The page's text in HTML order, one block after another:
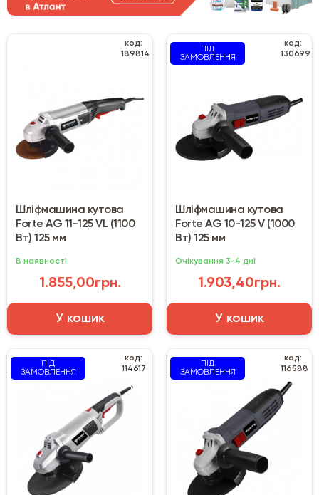
код:
189814
Шліфмашина кутова
Forte AG 11-125 VL (1100
Вт) 125 мм
В наявності
1.855,00грн.
У кошик
ПІД
ЗАМОВЛЕННЯ
код:
130699
Шліфмашина кутова
Forte AG 10-125 V (1000
Вт) 125 мм
Очікування 3-4 дні
1.903,40грн.
У кошик
ПІД
ЗАМОВЛЕННЯ
код:
114617
ПІД
ЗАМОВЛЕННЯ
код:
116588